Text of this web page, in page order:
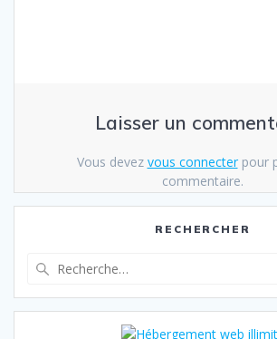
Laisser un
Vous devez vous connecterpour
commentaire.
RECHERCHER
: